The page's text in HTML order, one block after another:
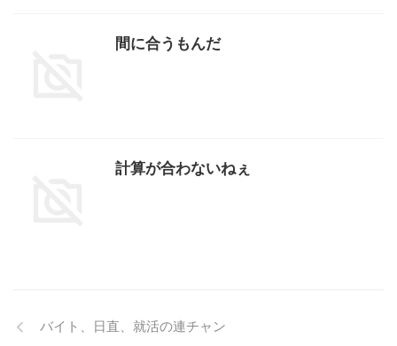
間に合うもんだ
計算が合わないねぇ
バイト、日直、就活の連チャン